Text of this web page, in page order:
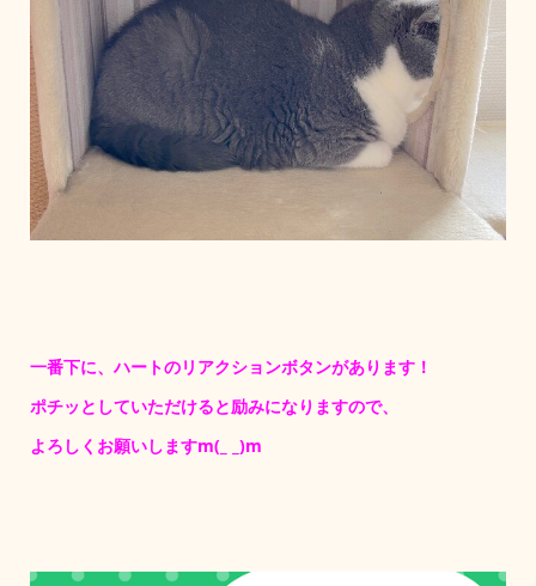
一番下に、ハートのリアクションボタンがあります！
ポチッとしていただけると励みになりますので、
よろしくお願いしますm(_ _)m